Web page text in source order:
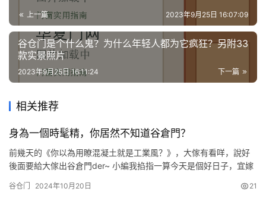
上一篇 2023年9月25日 16:07:09
谷仓门是个什么鬼？为什么年轻人都为它疯狂？另附33
款实景照片
下一篇
2023年9月25日 16:11:24
相关推荐
身為一個時髦精，你居然不知道谷倉門？
前幾天的《你以為用瞭混凝土就是工業風？》，大傢有看咩，說好
後面要給大傢出谷倉門der~ 小編我掐指一算今天是個好日子，宜嫁
—-敲黑板瞭，讓我看看是誰的小眼睛還沒看老師？板凳伺候著！ \”
谷仓门 2024年10月20日 21